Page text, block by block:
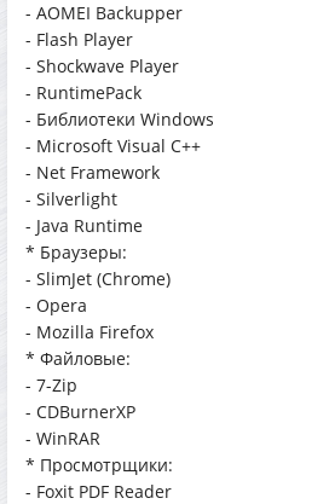
- AOMEI Backupper
- Flash Player
- Shockwave Player
- RuntimePack
- Библиотеки Windows
- Microsoft Visual C++
- Net Framework
- Silverlight
- Java Runtime
* Браузеры:
- SlimJet (Chrome)
- Opera
- Mozilla Firefox
* Файловые:
- 7-Zip
- CDBurnerXP
- WinRAR
* Просмотрщики:
- Foxit PDF Reader